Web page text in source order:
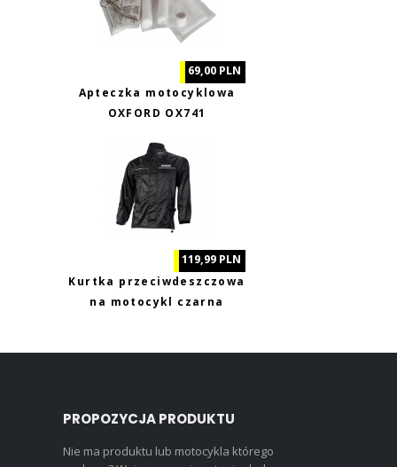
69,00 PLN
Apteczka motocyklowa
OXFORD OX741
119,99 PLN
Kurtka przeciwdeszczowa
na motocykl czarna
PROPOZYCJA PRODUKTU
Nie ma produktu lub motocykla którego